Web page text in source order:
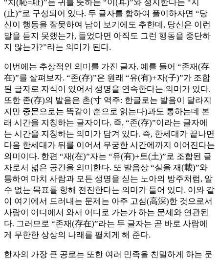
“치(恥=耻)”는 귀를 뜻하는 “이(耳)”와 정지한다는 “지
(止)”로 구성되어 있다. 두 글자를 합하여 풀이하자면 “당
신이 행동을 잘못하여 남이 보기에도 추한데, 당신은 이런
말을 듣지 못했는가, 들었다면 아직도 그런 행동을 중단하
지 않는가?”라는 의미가 된다.
이번에는 추상적인 의미를 가진 글자, 예를 들어 “존재(存
在)”를 살펴보자. “존(存)”은 원래 “유(有)+자(子)”가 조합
된 글자로 자식이 있어서 생명을 연속한다는 의미가 있다.
또한 존(存)의 발음은 촌(寸 역주: 한글로는 발음이 달라지
지만 중문으로는 똑같이 춘으로 읽는다)과도 통하는데 본
래 시간을 지칭하는 글자이다. 즉, “존(存)”이라는 글자에
는 시간을 지칭하는 의미가 담겨 있다. 즉, 한세대가 끝나면
다음 한세대가 뒤를 이어서 무궁한 시간에까지 이어진다는
의미이다. 한편 “재(在)”자는 “유(有)+토(土)”로 조합된 글
자로서 넓은 공간을 의미한다. 또 발음상 “실을 재(載)”와
통하여 마치 사람과 모든 생명을 싣는 노아의 방주처럼, 알
수 없는 목표를 향해 전진한다는 의미가 들어 있다. 이와 같
이 여기에서 드러내는 문제는 아주 고심(高深)한 것으로서
사람이 어디에서 와서 어디로 가는가 하는 문제와 연관된
다. 그러므로 “존재(存在)”라는 두 글자는 곧 바로 사람에
게 무한한 상상의 나래를 펼치게 해 준다.
한자의 가장 큰 공로는 또한 여러 민족을 친밀하게 하는 문